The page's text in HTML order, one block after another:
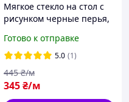
Мягкое стекло на стол с
рисунком черные перья,
Готово к отправке
5.0 (1)
345₴/м
445 ₴/м